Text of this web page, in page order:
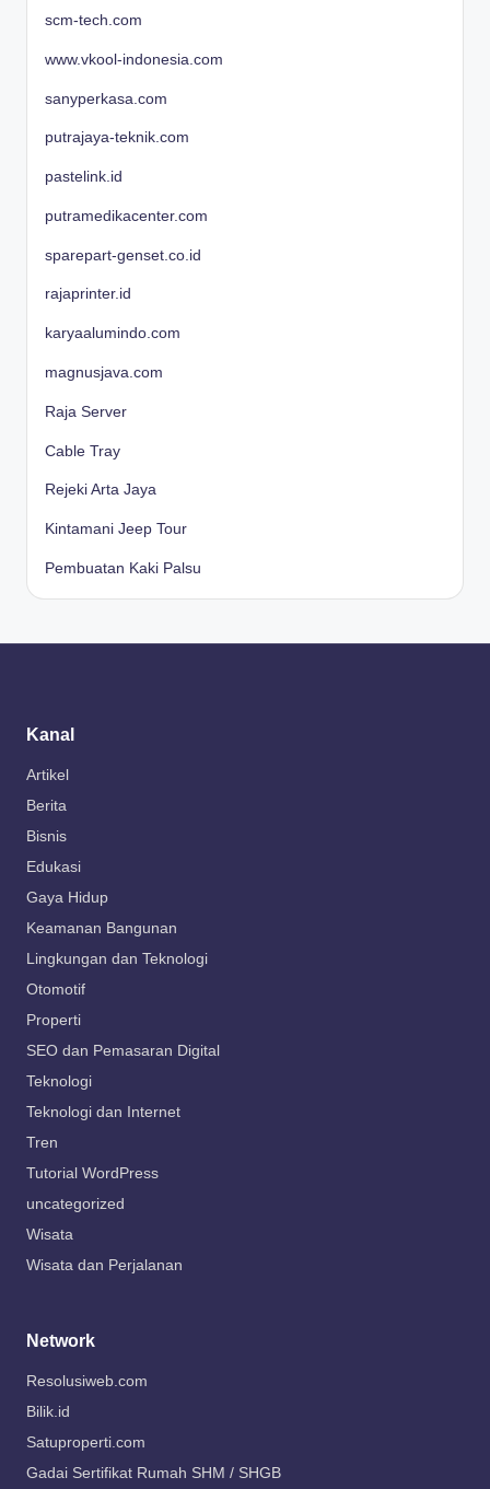
scm-tech.com
www.vkool-indonesia.com
sanyperkasa.com
putrajaya-teknik.com
pastelink.id
putramedikacenter.com
sparepart-genset.co.id
rajaprinter.id
karyaalumindo.com
magnusjava.com
Raja Server
Cable Tray
Rejeki Arta Jaya
Kintamani Jeep Tour
Pembuatan Kaki Palsu
Kanal
Artikel
Berita
Bisnis
Edukasi
Gaya Hidup
Keamanan Bangunan
Lingkungan dan Teknologi
Otomotif
Properti
SEO dan Pemasaran Digital
Teknologi
Teknologi dan Internet
Tren
Tutorial WordPress
uncategorized
Wisata
Wisata dan Perjalanan
Network
Resolusiweb.com
Bilik.id
Satuproperti.com
Gadai Sertifikat Rumah SHM / SHGB